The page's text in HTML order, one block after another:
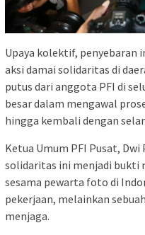
Upaya kolektif, penyebaran
aksi damai solidaritas di
putus dari anggota PFI di
besar dalam mengawal
hingga kembali dengan
Ketua Umum PFI Pusat,
solidaritas ini menjadi bukti
sesama pewarta foto di
pekerjaan, melainkan
menjaga.